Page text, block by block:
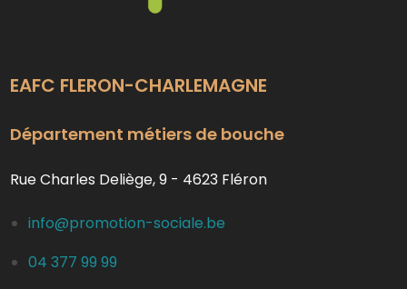
EAFC FLERON-CHARLEMAGNE
Département métiers de bouche
Rue Charles Deliège, 9 - 4623 Fléron
info@promotion-sociale.be
04 377 99 99